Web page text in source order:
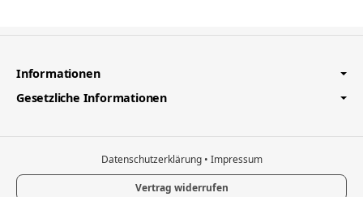
Informationen
Gesetzliche Informationen
Datenschutzerklärung • Impressum
Vertrag widerrufen